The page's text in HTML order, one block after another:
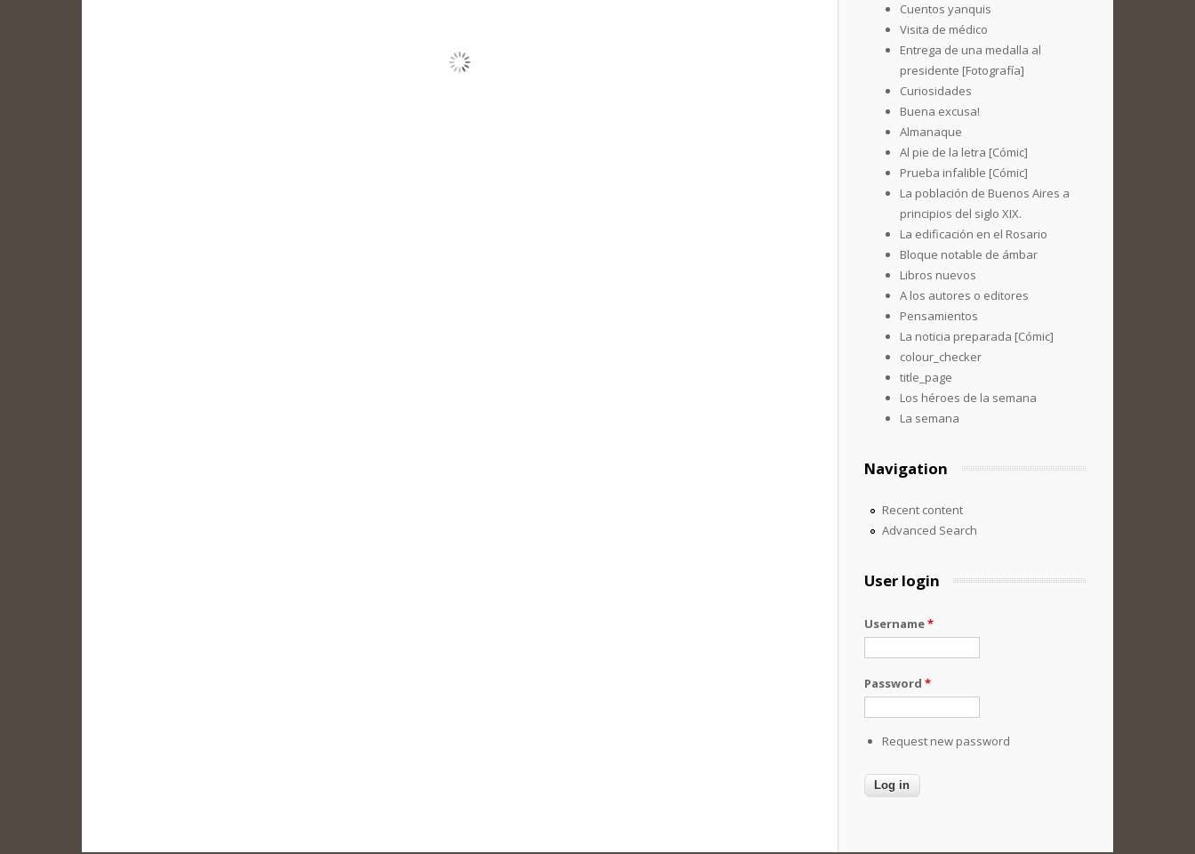
Cuentos yanquis
Visita de médico
Entrega de una medalla al
presidente [Fotografía]
Curiosidades
Buena excusa!
Almanaque
Al pie de la letra [Cómic]
Prueba infalible [Cómic]
La población de Buenos Aires a
principios del siglo XIX.
La edificación en el Rosario
Bloque notable de ámbar
Libros nuevos
A los autores o editores
Pensamientos
La noticia preparada [Cómic]
colour_checker
title_page
Los héroes de la semana
La semana
Navigation
Recent content
Advanced Search
User login
Username*
Password *
Request new password